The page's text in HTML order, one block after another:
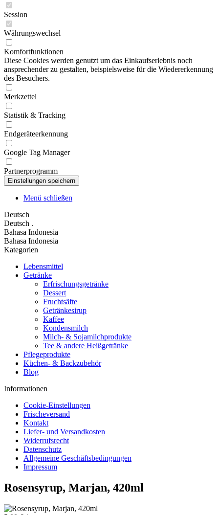
Session
Währungswechsel
Komfortfunktionen
Diese Cookies werden genutzt um das Einkaufserlebnis noch
ansprechender zu gestalten, beispielsweise für die Wiedererkennung
des Besuchers.
Merkzettel
Statistik & Tracking
Endgeräteerkennung
Google Tag Manager
Partnerprogramm
Menü schließen
Deutsch
Deutsch .
Bahasa Indonesia
Bahasa Indonesia
Kategorien
Lebensmittel
Getränke
Erfrischungsgetränke
Dessert
Fruchtsäfte
Getränkesirup
Kaffee
Kondensmilch
Milch- & Sojamilchprodukte
Tee & andere Heißgetränke
Pflegeprodukte
Küchen- & Backzubehör
Blog
Informationen
Cookie-Einstellungen
Frischeversand
Kontakt
Liefer- und Versandkosten
Widerrufsrecht
Datenschutz
Allgemeine Geschäftsbedingungen
Impressum
Rosensyrup, Marjan, 420ml